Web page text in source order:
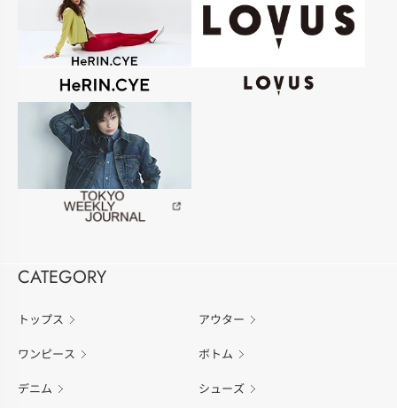
CATEGORY
トップス アウター
ワンピース ボトム
デニム シューズ